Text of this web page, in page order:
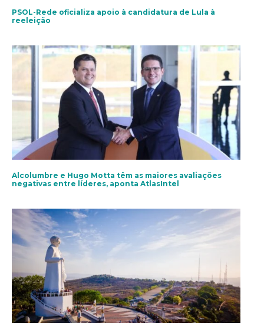
PSOL-Rede oficializa apoio à candidatura de Lula à
reeleição
Alcolumbre e Hugo Motta têm as maiores avaliações
negativas entre líderes, aponta AtlasIntel